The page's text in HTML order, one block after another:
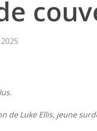
Luke Ellis, jeune